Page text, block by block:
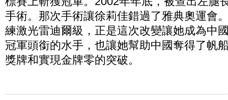
手術。那次手術讓徐莉佳錯過了雅典奧運會
練激光雷迪爾級，正是這次改變讓她成為中
冠軍頭銜的水手，也讓她幫助中國奪得了帆
獎牌和實現金牌零的突破。